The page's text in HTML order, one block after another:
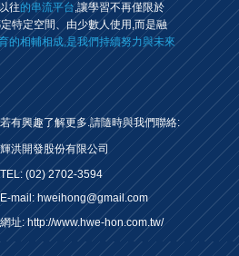
往的串流平台,讓學習不再僅限於
特定空間、由少數人使用,而是融
的相輔相成,是我們持續努力與未來
若有興趣了解更多.請隨時與我們聯絡:
輝洪開發股份有限公司
TEL: (02) 2702-3594
E-mail: hweihong@gmail.com
網址:http://www.hwe-hon.com.tw/